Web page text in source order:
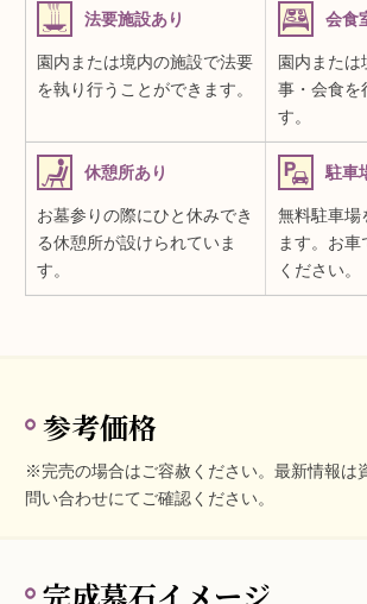
法要施設あり
園内または境内の施設で法要
を執り行うことができます。
会食
園内また
事・会食を
す。
休憩所あり
お墓参りの際にひと休みでき
る休憩所が設けられていま
す。
駐車
無料駐車場
ます。お車
ください。
参考価格
※完売の場合はご容赦ください。最新情報は
問い合わせにてご確認ください。
完成墓石イメージ